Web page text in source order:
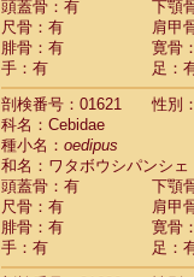
Cercopithecidae
Cercopithecidae
Cercopithecidae
Cercopithecidae
Cercopithecidae
Cercopithecidae
Cercopithecidae
Cercopithecidae
Cercopithecidae
Cercopithecidae
Cercopithecidae
Cercopithecidae
頭蓋骨：有
下顎
尺骨：有
肩甲
腓骨：有
寛骨
手：有
足：
剖検番号：01621
性別
科名：Cebidae
種小名： oedipus
和名：ワタボウシパンシェ
頭蓋骨：有
下顎
尺骨：有
肩甲
腓骨：有
寛骨
手：有
足：